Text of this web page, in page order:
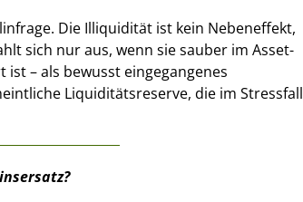
Die Illiquidität ist kein Nebeneffekt,
sich nur aus, wenn sie sauber im Asset-
ist – als bewusst eingegangenes
Liquiditätsreserve, die im Stressfall